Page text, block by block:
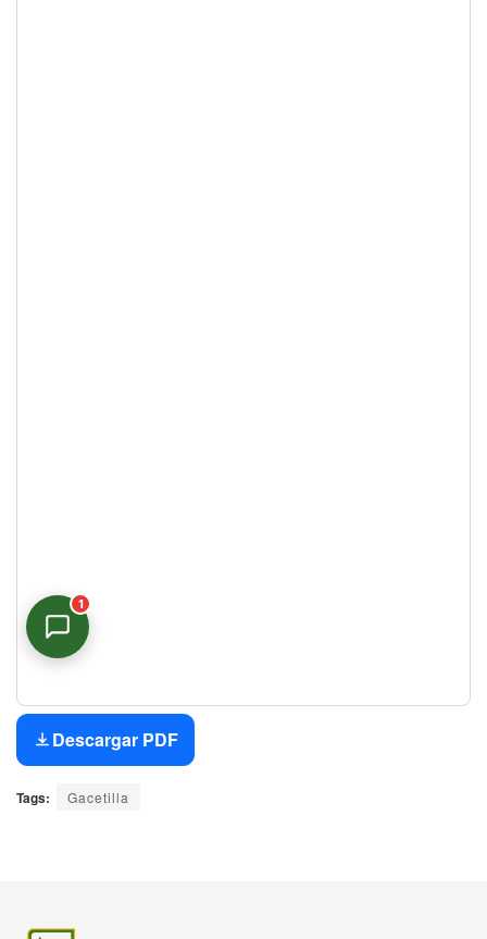
Descargar PDF
Tags: Gacetilla
1
Asistente Virtual
En línea